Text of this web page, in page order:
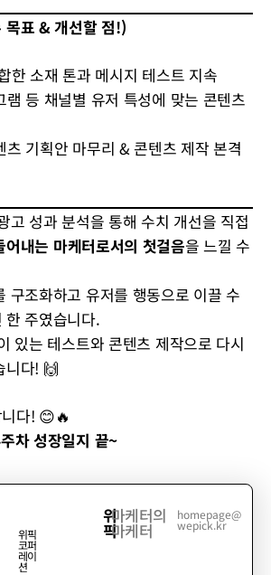
표 & 개선할 점!)
한 소재 톤과 메시지 테스트 지속
등 채널별 유저 특성에 맞는 콘텐츠
츠 기획안 마무리 & 콘텐츠 제작 본격
고 성과 분석을 통해 수치 개선을 직접
어내는 마케터로서의 첫걸음을 느낄 수
구조화하고 유저를 행동으로 이끌 수
한 주였습니다.
있는 테스트와 콘텐츠 제작으로 다시
니다! 🙌
다! 😊🔥
차 성장일지 끝~
위픽
코퍼
레이
션
위
픽
마케터의
마케터
homepage@
wepick.kr